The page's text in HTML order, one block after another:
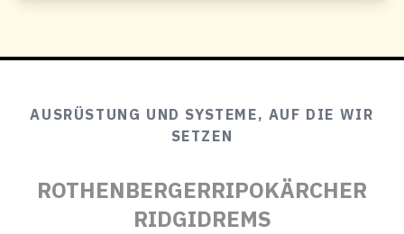
AUSRÜSTUNG UND SYSTEME, AUF DIE WIR
SETZEN
ROTHENBERGERRIPOKÄRCHER
RIDGIDREMS